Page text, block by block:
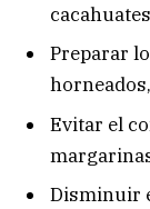
Preparar
Evitar el
Disminuir